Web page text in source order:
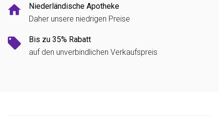
Niederländische Apotheke
Daher unsere niedrigen Preise
Bis zu 35% Rabatt
auf den unverbindlichen Verkaufspreis